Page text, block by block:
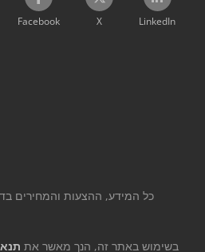
Facebook X LinkedIn
כל המידע, ההצעות והמחירים
בשימוש באתר זה, הנך מאשר את